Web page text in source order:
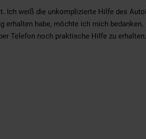
Ich weiß die unkomplizierte Hilfe des
erhalten habe, möchte ich mich
Telefon noch praktische Hilfe zu